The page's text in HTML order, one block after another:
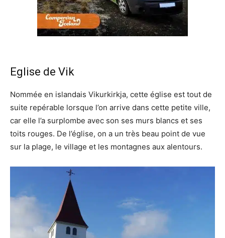
Eglise de Vik
Nommée en islandais Vikurkirkja, cette église est tout de
suite repérable lorsque l’on arrive dans cette petite ville,
car elle l’a surplombe avec son ses murs blancs et ses
toits rouges. De l’église, on a un très beau point de vue
sur la plage, le village et les montagnes aux alentours.